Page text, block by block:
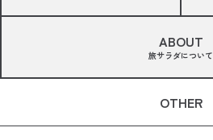
ABOUT
旅サラダについて
OTHER